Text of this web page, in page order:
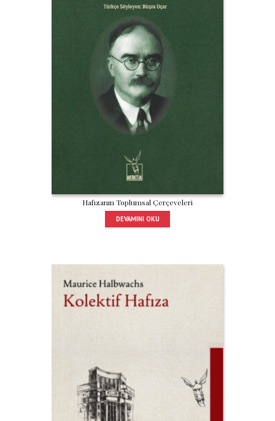
Hafızanın Toplumsal Çerçeveleri
DEVAMINI OKU